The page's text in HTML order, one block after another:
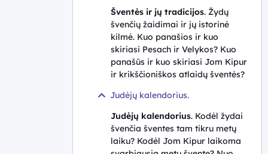
Šventės ir jų tradicijos. Žydų
švenčių žaidimai ir jų istorinė
kilmė. Kuo panašios ir kuo
skiriasi Pesach ir Velykos? Kuo
panašūs ir kuo skiriasi Jom Kipur
ir krikščioniškos atlaidų šventės?
Judėjų kalendorius.
Judėjų kalendorius. Kodėl žydai
švenčia šventes tam tikru metų
laiku? Kodėl Jom Kipur laikoma